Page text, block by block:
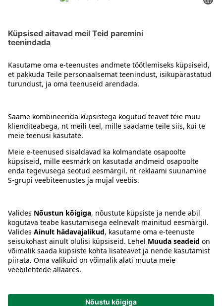
Käsitöölõngad
Juhised
Tingimused
Keel:ETENRU